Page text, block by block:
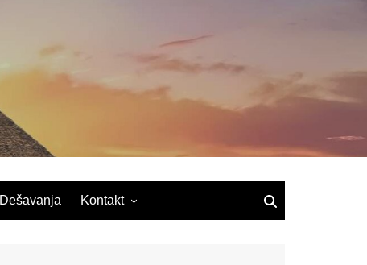
Dešavanja Kontakt